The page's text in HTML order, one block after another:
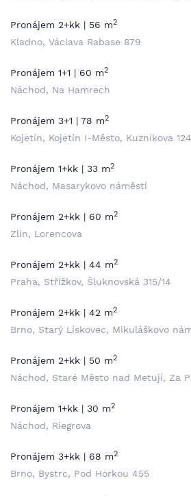
Pronájem 2+kk | 56 m2
Kladno, Václava Rabase 879
Pronájem 1+1 | 60 m2
Náchod, Na Hamrech
Pronájem 3+1 | 78 m2
Kojetín, Kojetín I-Město, Kuzníkova
Pronájem 1+kk | 33 m2
Náchod, Masarykovo náměstí
Pronájem 2+kk | 60 m2
Zlín, Lorencova
Pronájem 2+kk | 44 m2
Praha, Střížkov, Šluknovská 315/14
Pronájem 2+kk | 42 m2
Brno, Starý Lískovec, Mikuláškovo
Pronájem 2+kk | 50 m2
Náchod, Staré Město nad Metují, Za
Pronájem 1+kk | 30 m2
Náchod, Riegrova
Pronájem 3+kk | 68 m2
Brno, Bystrc, Pod Horkou 455